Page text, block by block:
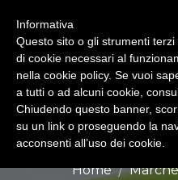
Home Marche
Informativa
Questo sito o gli strumenti
di cookie necessari al
nella cookie policy. Se vuoi
a tutti o ad alcuni cookie,
Chiudendo questo banner,
su un link o proseguendo la
acconsenti all’uso dei cookie.